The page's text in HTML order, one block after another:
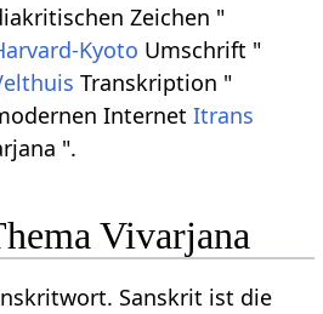
Zeichen "
Kyoto Umschrift "
Transkription "
InternetItrans
".
Vivarjana
Sanskrit ist die